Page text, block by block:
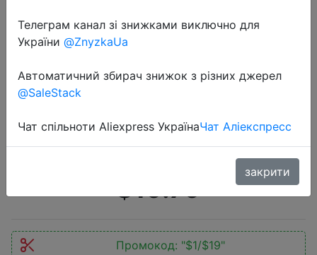
2022-07-16
Watch 4 Classic, 46 мм (выпуск
2021 года), SUPCASE UB Pro,
ремешком для часов
$19.79
Промокод: "$1/$19"
Телеграм канал зі знижками виключно для
України @ZnyzkaUa
Автоматичний збирач знижок з різних джерел
@SaleStack
Чат спільноти Aliexpress УкраїнаЧат Аліекспресс
закрити